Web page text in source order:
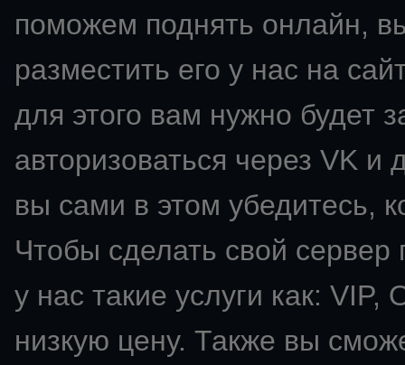
поможем поднять онлайн,
разместить его у нас на
для этого вам нужно будет
авторизоваться через VK и
вы сами в этом убедитесь,
Чтобы сделать свой
у нас такие услуги как:
низкую цену. Также вы